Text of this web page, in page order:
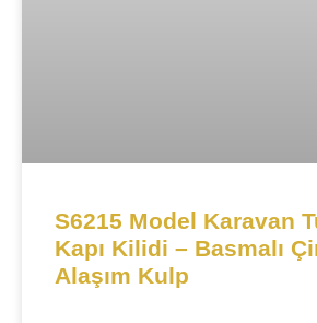
S6215 Model Karavan
Kapı Kilidi – Basmalı
Alaşım Kulp